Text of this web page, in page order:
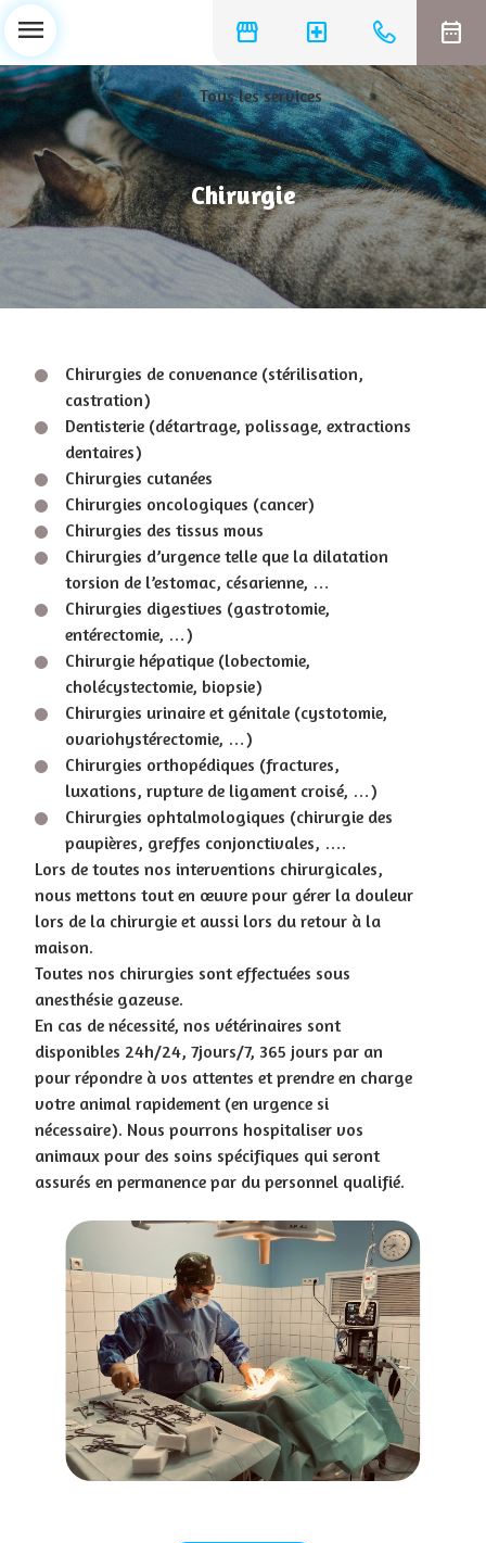
storefront local_hospital date_range
menu
chevron_left Tous les services
Chirurgie
Chirurgies de convenance (stérilisation,
castration)
Dentisterie (détartrage, polissage, extractions
dentaires)
Chirurgies cutanées
Chirurgies oncologiques (cancer)
Chirurgies des tissus mous
Chirurgies d’urgence telle que la dilatation
torsion de l’estomac, césarienne, …
Chirurgies digestives (gastrotomie,
entérectomie, …)
Chirurgie hépatique (lobectomie,
cholécystectomie, biopsie)
Chirurgies urinaire et génitale (cystotomie,
ovariohystérectomie, …)
Chirurgies orthopédiques (fractures,
luxations, rupture de ligament croisé, …)
Chirurgies ophtalmologiques (chirurgie des
paupières, greffes conjonctivales, ….
Lors de toutes nos interventions chirurgicales,
nous mettons tout en œuvre pour gérer la douleur
lors de la chirurgie et aussi lors du retour à la
maison.
Toutes nos chirurgies sont effectuées sous
anesthésie gazeuse.
En cas de nécessité, nos vétérinaires sont
disponibles 24h/24, 7jours/7, 365 jours par an
pour répondre à vos attentes et prendre en charge
votre animal rapidement (en urgence si
nécessaire). Nous pourrons hospitaliser vos
animaux pour des soins spécifiques qui seront
assurés en permanence par du personnel qualifié.